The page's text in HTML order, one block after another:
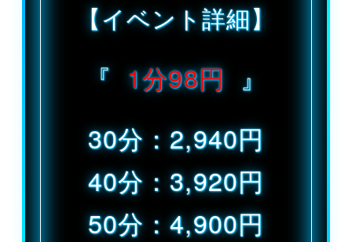
【イベント詳細】
『 1分98円 』
30分：2,940円
40分：3,920円
50分：4,900円